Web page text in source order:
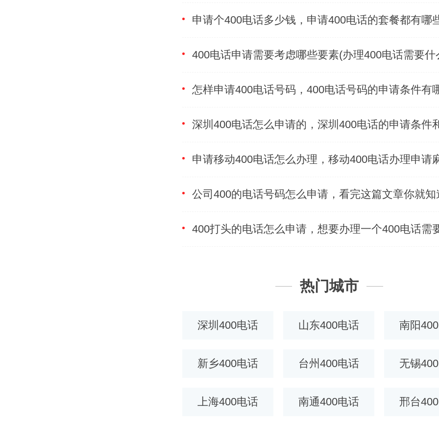
400电话申请需要考虑哪些要素(办理400电话需要什
怎样申请400电话号码，400电话号码的申请条件有
公司400的电话号码怎么申请，看完这篇文章你就知
热门城市
深圳400电话 山东400电话 南阳
新乡400电话 台州400电话 无锡
上海400电话 南通400电话 邢台